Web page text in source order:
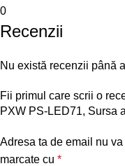
0
Recenzii
Nu există recenzii până
Fii primul care scrii o
PXW PS-LED71, Sursa
Adresa ta de email nu
marcate cu *